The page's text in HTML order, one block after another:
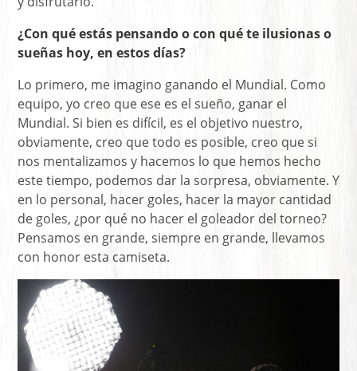
¿Con qué estás pensando o con qué te ilusionas o
sueñas hoy, en estos días?
Lo primero, me imagino ganando el Mundial. Como
equipo, yo creo que ese es el sueño, ganar el
Mundial. Si bien es difícil, es el objetivo nuestro,
obviamente, creo que todo es posible, creo que si
nos mentalizamos y hacemos lo que hemos hecho
este tiempo, podemos dar la sorpresa, obviamente. Y
en lo personal, hacer goles, hacer la mayor cantidad
de goles, ¿por qué no hacer el goleador del torneo?
Pensamos en grande, siempre en grande, llevamos
con honor esta camiseta.